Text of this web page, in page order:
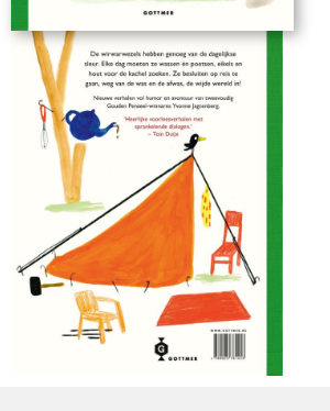
complexe thema's op een
te snijden. 'De wirwarwezels op weg'
te lezen aan kinderen vanaf 5 jaar.